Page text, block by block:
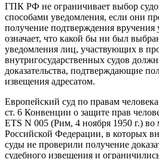
ГПК РФ не ограничивает выбор
способами уведомления, если они
получение подтверждения вручения
означает, что какой бы ни был
уведомления лиц, участвующих в
внутригосударственных судов
доказательства, подтверждающие
извещения адресатом.
Европейский суд по правам
ст. 6 Конвенции о защите прав
ETS N 005 (Рим, 4 ноября 1950 г.) во
Российской Федерации, в которых
суды не проверили получение
судебного извещения и